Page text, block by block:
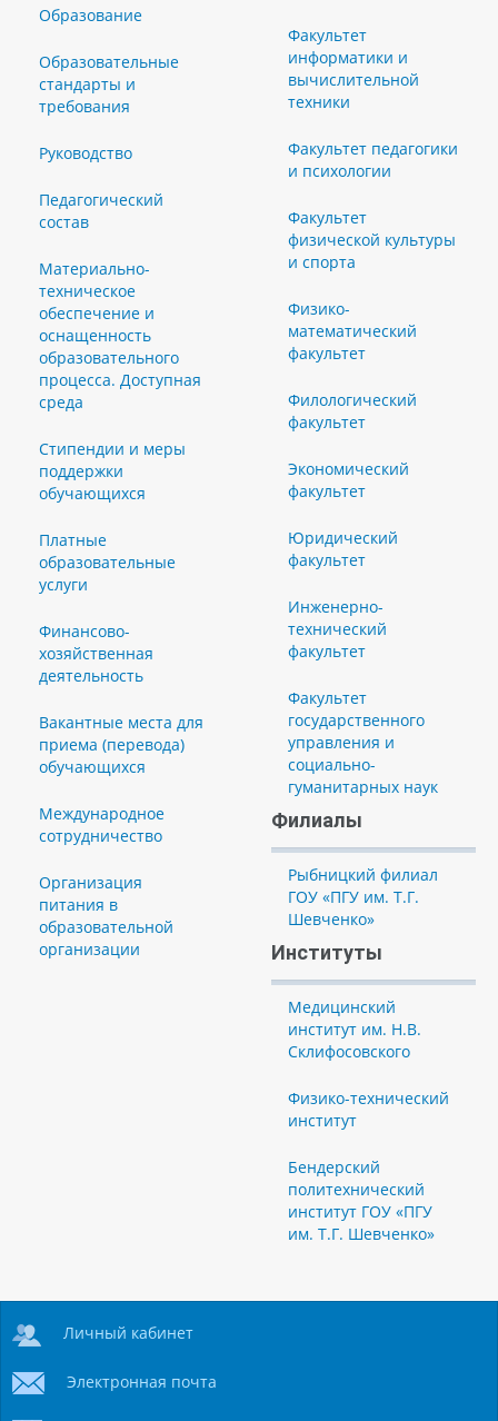
Образование
Образовательные
стандарты и
требования
Руководство
Педагогический
состав
Материально-
техническое
обеспечение и
оснащенность
образовательного
процесса. Доступная
среда
Стипендии и меры
поддержки
обучающихся
Платные
образовательные
услуги
Финансово-
хозяйственная
деятельность
Вакантные места для
приема (перевода)
обучающихся
Международное
сотрудничество
Организация
питания в
образовательной
организации
Факультет
информатики и
вычислительной
техники
Факультет педагогики
и психологии
Факультет
физической культуры
и спорта
Физико-
математический
факультет
Филологический
факультет
Экономический
факультет
Юридический
факультет
Инженерно-
технический
факультет
Факультет
государственного
управления и
социально-
гуманитарных наук
Филиалы
Рыбницкий филиал
ГОУ «ПГУ им. Т.Г.
Шевченко»
Институты
Медицинский
институт им. Н.В.
Склифосовского
Физико-технический
институт
Бендерский
политехнический
институт ГОУ «ПГУ
им. Т.Г. Шевченко»
Личный кабинет
Электронная почта